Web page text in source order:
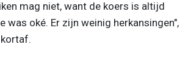
mag niet, want de koers is altijd
was oké. Er zijn weinig herkansingen",